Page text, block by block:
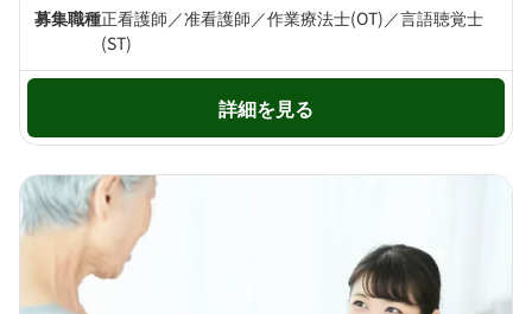
募集職種正看護師／准看護師／作業療法士(OT)／言語聴覚士
(ST)
詳細を見る